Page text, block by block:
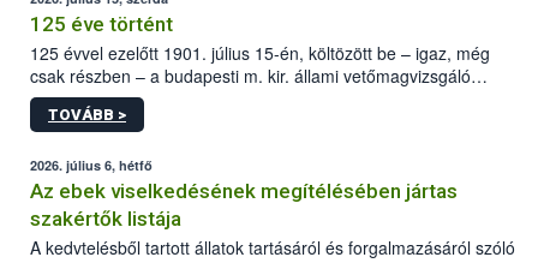
125 éve történt
125 évvel ezelőtt 1901. július 15-én, költözött be – igaz, még
csak részben – a budapesti m. kir. állami vetőmagvizsgáló
állomás a Kis Rókus utca 15. szám alatti, Czigler Győző által
tervezett új épületébe.
TOVÁBB >
2026. július 6, hétfő
Az ebek viselkedésének megítélésében jártas
szakértők listája
A kedvtelésből tartott állatok tartásáról és forgalmazásáról szóló